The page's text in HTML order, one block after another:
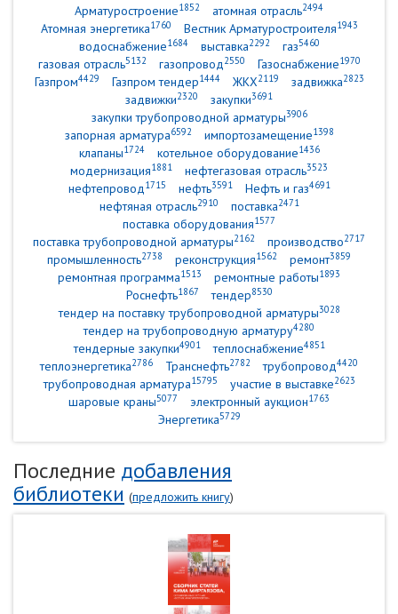
Арматуростроение1852 атомная отрасль2494
Атомная энергетика1760 Вестник Арматуростроителя1943
водоснабжение1684 выставка2292 газ5460
газовая отрасль5132 газопровод2550 Газоснабжение1970
Газпром4429 Газпром тендер1444 ЖКХ2119 задвижка2823
задвижки2320 закупки3691
закупки трубопроводной арматуры3906
запорная арматура6592 импортозамещение1398
клапаны1724 котельное оборудование1436
модернизация1881 нефтегазовая отрасль3523
нефтепровод1715 нефть3591 Нефть и газ4691
нефтяная отрасль2910 поставка2471
поставка оборудования1577
поставка трубопроводной арматуры2162 производство2717
промышленность2738 реконструкция1562 ремонт3859
ремонтная программа1513 ремонтные работы1893
Роснефть1867 тендер8530
тендер на поставку трубопроводной арматуры3028
тендер на трубопроводную арматуру4280
тендерные закупки4901 теплоснабжение4851
теплоэнергетика2786 Транснефть2782 трубопровод4420
трубопроводная арматура15795 участие в выставке2623
шаровые краны5077 электронный аукцион1763
Энергетика5729
Последние добавления
библиотеки (предложить книгу)